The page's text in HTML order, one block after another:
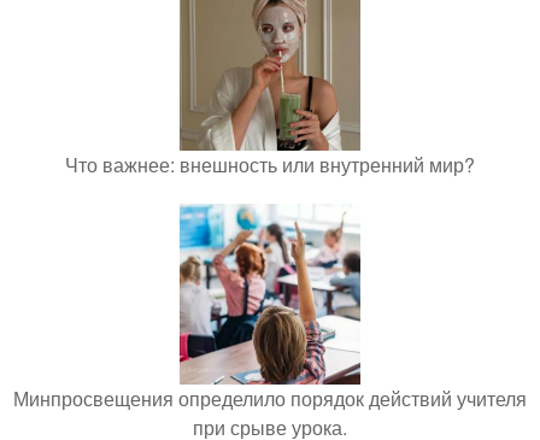
Что важнее: внешность или внутренний мир?
Минпросвещения определило порядок действий учителя
при срыве урока.